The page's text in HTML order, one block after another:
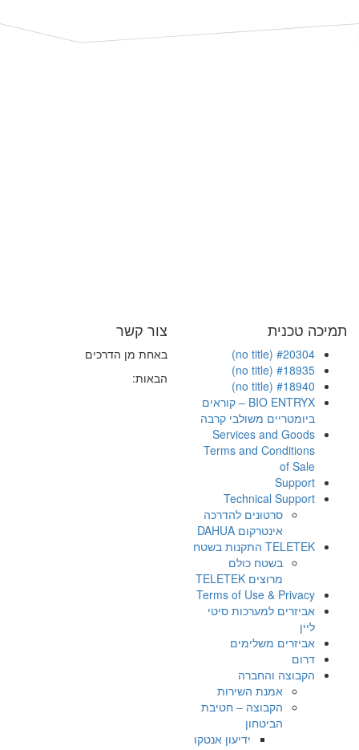
צור קשר
באחת מן הדרכים
הבאות:
תמיכה טכנית
#20304 (no title)
#18935 (no title)
#18940 (no title)
BIO ENTRYX – קוראים
ביומטריים משולבי קרבה
Services and Goods
Terms and Conditions
of Sale
Support
Technical Support
סרטונים להדרכה
אינטרקום DAHUA
TELETEK התקנות בשטח
בשטח כולם
מרוצים TELETEK
Terms of Use & Privacy
אביזרים למערכות סיטי
ליין
אביזרים משלימים
דרום
הקבוצה והחברה
אמנת השירות
הקבוצה – חטיבת
הביטחון
ידיעון אנטקו